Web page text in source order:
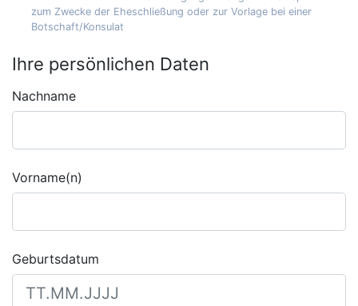
zum Zwecke der Eheschließung oder zur Vorlage bei einer
Botschaft/Konsulat
Ihre persönlichen Daten
Nachname
Vorname(n)
Geburtsdatum